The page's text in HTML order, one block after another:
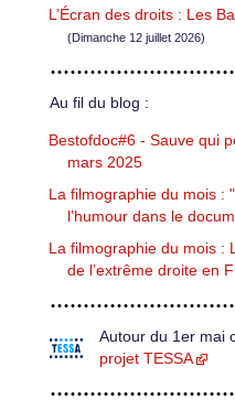
L’Écran des droits : Les
(Dimanche 12 juillet 2026)
Au fil du blog :
Bestofdoc#6 - Sauve qui
mars 2025
La filmographie du mois :
l’humour dans le
La filmographie du mois
de l’extrême droite en
Autour du 1er mai
projet TESSA